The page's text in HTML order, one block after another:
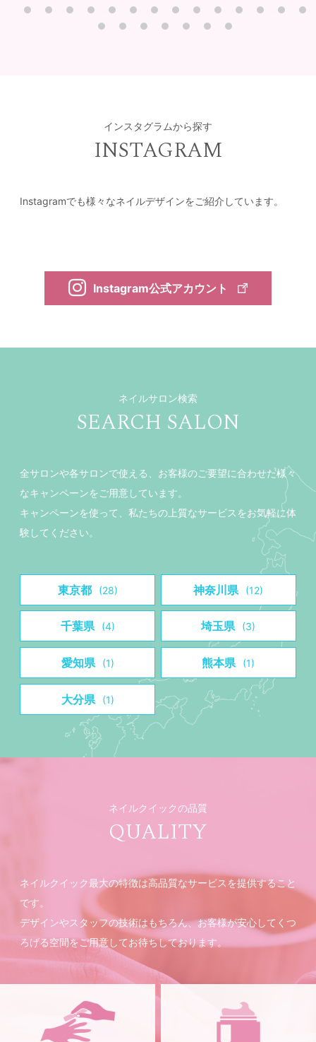
インスタグラムから探す
INSTAGRAM
Instagramでも様々なネイルデザインをご紹介しています。
Instagram公式アカウント
ネイルサロン検索
SEARCH SALON
全サロンや各サロンで使える、お客様のご要望に合わせた様々
なキャンペーンをご用意しています。
キャンペーンを使って、私たちの上質なサービスをお気軽に体
験してください。
東京都 (28) 神奈川県 (12)
千葉県 (4) 埼玉県 (3)
愛知県 (1) 熊本県 (1)
大分県 (1)
ネイルクイックの品質
QUALITY
ネイルクイック最大の特徴は高品質なサービスを提供すること
です。
デザインやスタッフの技術はもちろん、お客様が安心してくつ
ろげる空間をご用意してお待ちしております。